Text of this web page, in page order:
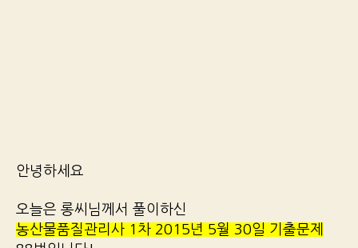
안녕하세요
오늘은 롱씨님께서 풀이하신
농산물품질관리사 1차 2015년 5월 30일 기출문제